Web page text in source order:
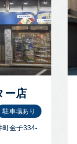
ー店
駐車場あり
金子334-